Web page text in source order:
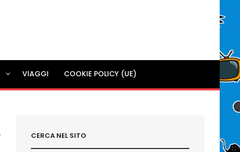
VIAGGI COOKIE POLICY (UE)
CERCA NEL SITO